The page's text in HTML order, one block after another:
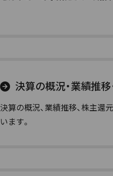
決算の概況・業績推移
決算の概況、業績推移、株主還
います。